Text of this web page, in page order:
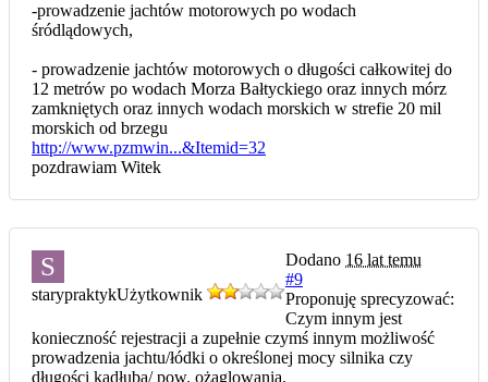
-prowadzenie jachtów motorowych po wodach
śródlądowych,
- prowadzenie jachtów motorowych o długości całkowitej do
12 metrów po wodach Morza Bałtyckiego oraz innych mórz
zamkniętych oraz innych wodach morskich w strefie 20 mil
morskich od brzegu
http://www.pzmwin...&Itemid=32
pozdrawiam Witek
S
starypraktykUżytkownik
Dodano 16 lat temu
#9
Proponuję sprecyzować:
Czym innym jest
konieczność rejestracji a zupełnie czymś innym możliwość
prowadzenia jachtu/łódki o określonej mocy silnika czy
długości kadłuba/ pow. ożaglowania.